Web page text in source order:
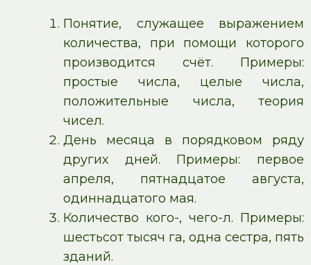
Понятие, служащее выражением
количества, при помощи которого
производится счёт. Примеры:
простые числа, целые числа,
положительные числа, теория
чисел.
День месяца в порядковом ряду
других дней. Примеры: первое
апреля, пятнадцатое августа,
одиннадцатого мая.
Количество кого-, чего-л. Примеры:
шестьсот тысяч га, одна сестра, пять
зданий.